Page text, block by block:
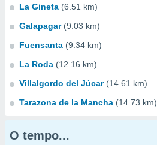
La Gineta (6.51 km)
Galapagar (9.03 km)
Fuensanta (9.34 km)
La Roda (12.16 km)
Villalgordo del Júcar (14.61 km)
Tarazona de la Mancha (14.73 km)
O tempo...